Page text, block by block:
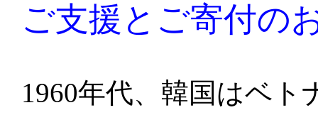
ご支援とご寄付の
1960年代、韓国はベト